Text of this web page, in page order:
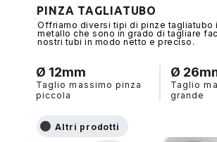
PINZA TAGLIATUBO
Offriamo diversi tipi di pinze tagliatubo
metallo che sono in grado di tagliare
nostri tubi in modo netto e preciso.
Ø 12mm
Taglio massimo pinza
piccola
Ø
Taglio
grande
Altri prodotti